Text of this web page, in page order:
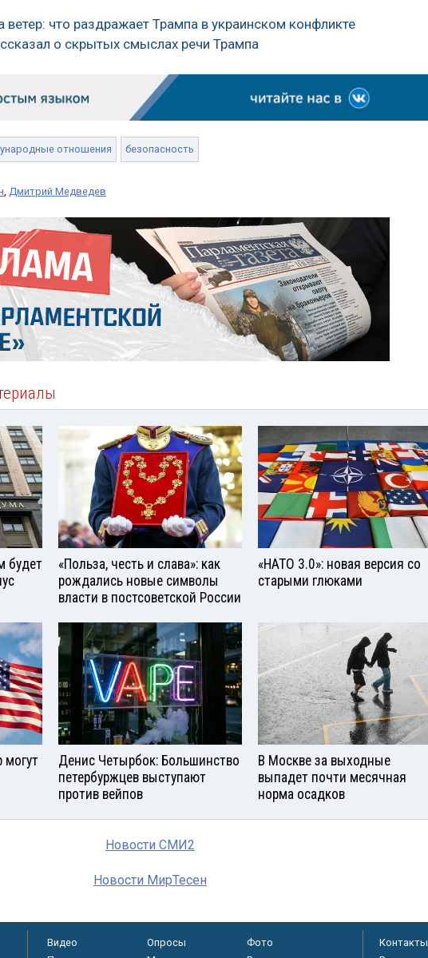
ветер: что раздражает Трампа в украинском конфликте
о скрытых смыслах речи Трампа
отношения безопасность
, Дмитрий Медведев
будет
«Польза, честь и слава»: как
рождались новые символы
власти в постсоветской России
«НАТО 3.0»: новая версия со
старыми глюками
Денис Четырбок: Большинство
петербуржцев выступают
против вейпов
В Москве за выходные
выпадет почти месячная
норма осадков
Новости СМИ2
Новости МирТесен
Видео Опросы
Фото
Контакты